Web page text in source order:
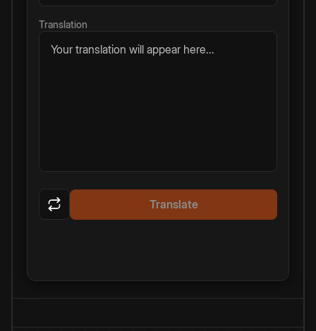
Translation
Your translation will appear here...
Translate